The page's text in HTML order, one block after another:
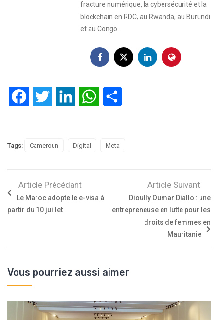
fracture numérique, la cybersécurité et la
blockchain en RDC, au Rwanda, au Burundi
et au Congo.
FacebookTwitter LinkedIn WhatsApp
Tags: Cameroun Digital Meta
Article Précédant
Le Maroc adopte le e-visa à
partir du 10 juillet
Article Suivant
Dioully Oumar Diallo : une
entrepreneuse en lutte pour les
droits de femmes en
Mauritanie
Vous pourriez aussi aimer